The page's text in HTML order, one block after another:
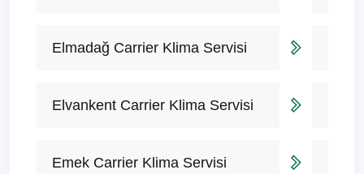
Elmadağ Carrier Klima Servisi
Elvankent Carrier Klima Servisi
Emek Carrier Klima Servisi